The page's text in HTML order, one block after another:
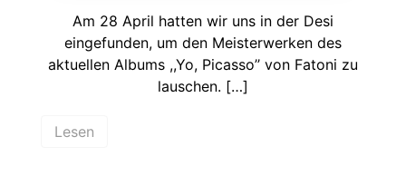
Am 28 April hatten wir uns in der Desi
eingefunden, um den Meisterwerken des
aktuellen Albums ,,Yo, Picasso’’ von Fatoni zu
lauschen. […]
Lesen